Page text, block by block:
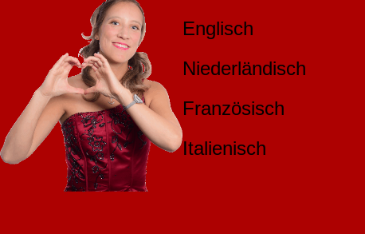
Englisch
Niederländisch
Französisch
Italienisch